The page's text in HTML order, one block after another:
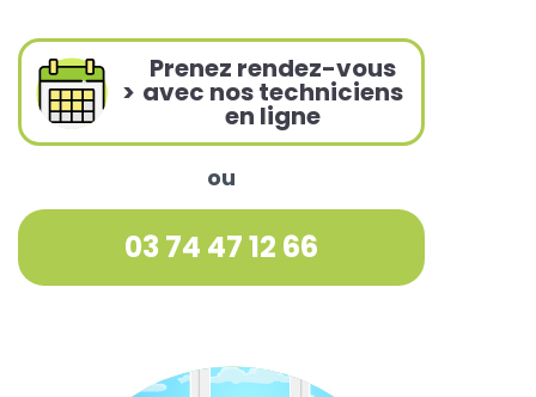
>
Prenez rendez-vous
avec nos techniciens
en ligne
ou
03 74 47 12 66